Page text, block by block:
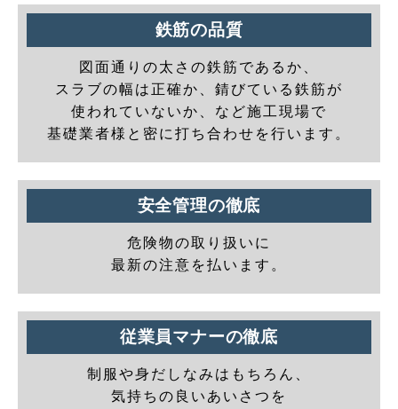
鉄筋の品質
図面通りの太さの鉄筋であるか、
スラブの幅は正確か、錆びている鉄筋が
使われていないか、など施工現場で
基礎業者様と密に打ち合わせを行います。
安全管理の徹底
危険物の取り扱いに
最新の注意を払います。
従業員マナーの徹底
制服や身だしなみはもちろん、
気持ちの良いあいさつを